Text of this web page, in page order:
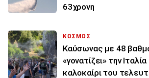
63χρονη
ΚΟΣΜΟΣ
Καύσωνας με 48
«γονατίζει» την
καλοκαίρι του